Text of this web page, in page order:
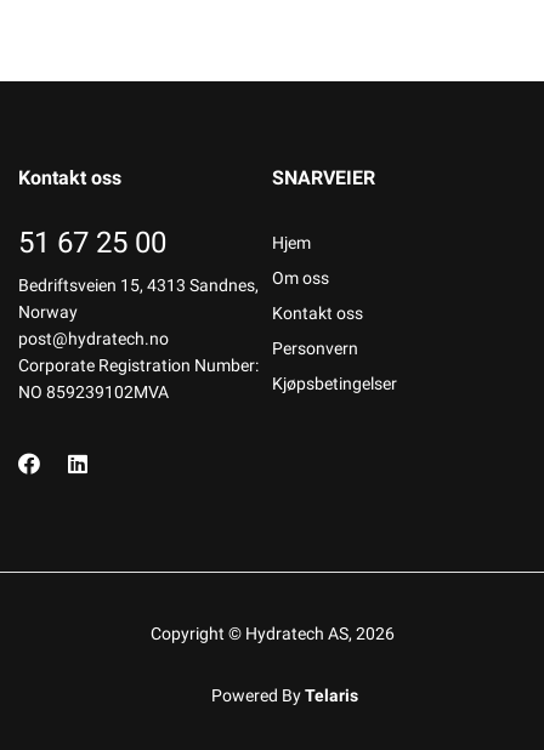
Kontakt oss
51 67 25 00
Bedriftsveien 15, 4313 Sandnes,
Norway
post@hydratech.no
Corporate Registration Number:
NO 859239102MVA
SNARVEIER
Hjem
Om oss
Kontakt oss
Personvern
Kjøpsbetingelser
Copyright © Hydratech AS, 2026
Powered ByTelaris